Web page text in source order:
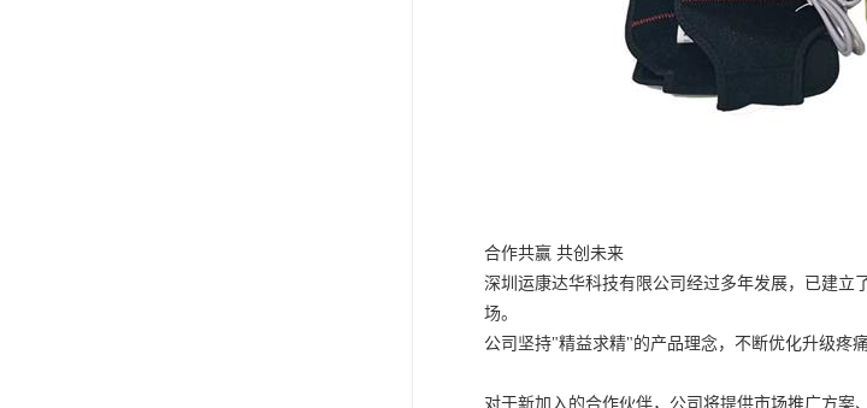
合作共赢 共创未来
深圳运康达华科技有限公司经过多年发展，已建立
场。
公司坚持"精益求精"的产品理念，不断优化升级疼
对于新加入的合作伙伴，公司将提供市场推广方案